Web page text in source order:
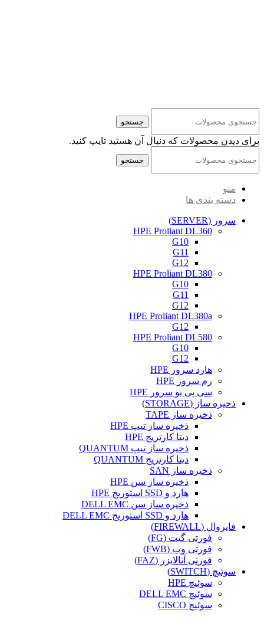
جستجو
برای دیدن محصولات که دنبال آن هستید تایپ کنید.
جستجو
منو
دسته بندی ها
سرور (SERVER)
HPE Proliant DL360
G10
G11
G12
HPE Proliant DL380
G10
G11
G12
HPE Proliant DL380a
G12
HPE Proliant DL580
G10
G12
هارد سرور HPE
رم سرور HPE
سی پی یو سرور HPE
ذخیره ساز (STORAGE)
ذخیره ساز TAPE
ذخیره ساز تیپ HPE
دیتا کارتریج HPE
ذخیره ساز تیپ QUANTUM
دیتا کارتریج QUANTUM
ذخیره ساز SAN
ذخیره ساز سن HPE
هارد و SSD استوریج HPE
ذخیره ساز سن DELL EMC
هارد و SSD استوریج DELL EMC
فایروال (FIREWALL)
فورتی گیت (FG)
فورتی وب (FWB)
فورتی آنالایزر (FAZ)
سوئیچ (SWITCH)
سوئیچ HPE
سوئیچ DELL EMC
سوئیچ CISCO